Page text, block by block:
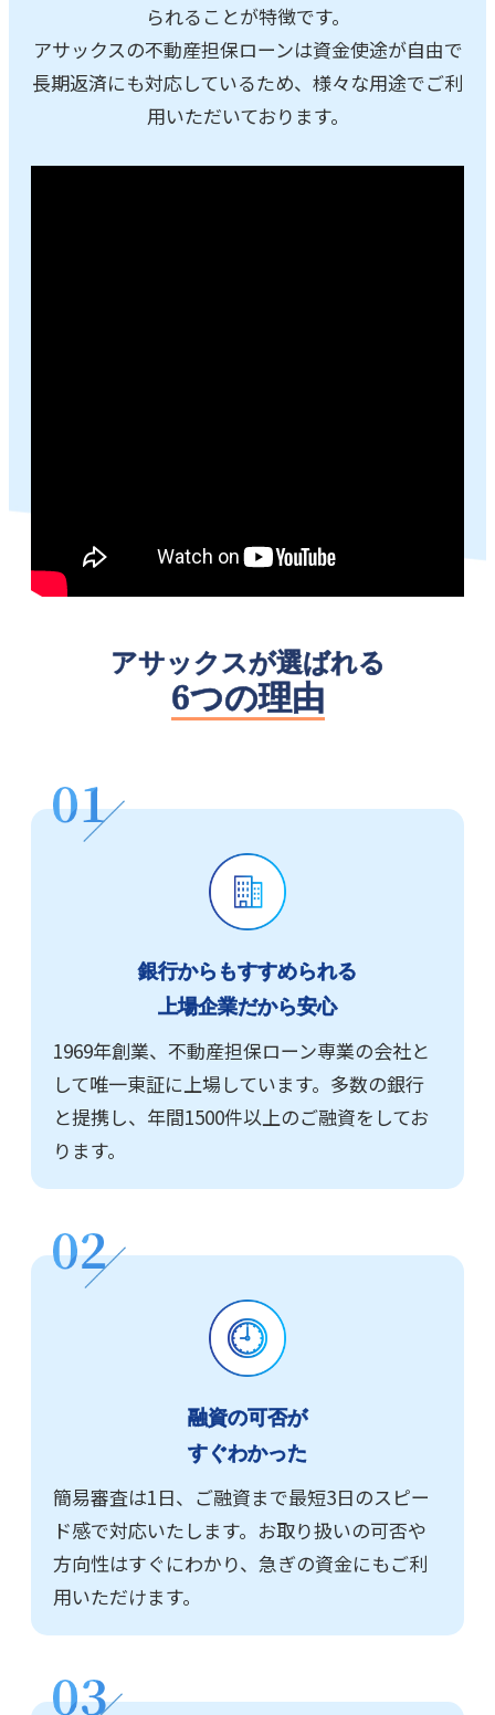
られることが特徴です。
アサックスの不動産担保ローンは資金使途が自由で
長期返済にも対応しているため、様々な用途でご利
用いただいております。
アサックスが選ばれる
6つの理由
銀行からもすすめられる
上場企業だから安心
1969年創業、不動産担保ローン専業の会社と
して唯一東証に上場しています。多数の銀行
と提携し、年間1500件以上のご融資をしてお
ります。
融資の可否が
すぐわかった
簡易審査は1日、ご融資まで最短3日のスピー
ド感で対応いたします。お取り扱いの可否や
方向性はすぐにわかり、急ぎの資金にもご利
用いただけます。